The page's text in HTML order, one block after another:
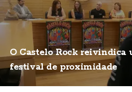
O Castelo Rock reivindica
festival de proximidade